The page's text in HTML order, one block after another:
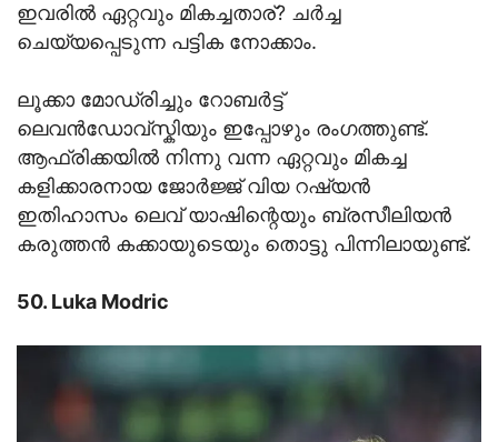
ഇവരില്‍ ഏറ്റവും മികച്ചതാര്? ചര്‍ച്ച
ചെയ്യപ്പെടുന്ന പട്ടിക നോക്കാം.
ലൂക്കാ മോഡ്രിച്ചും റോബര്‍ട്ട്
ലെവന്‍ഡോവ്സ്കിയും ഇപ്പോഴും രംഗത്തുണ്ട്.
ആഫ്രിക്കയില്‍ നിന്നു വന്ന ഏറ്റവും മികച്ച
കളിക്കാരനായ ജോര്‍ജ്ജ് വിയ റഷ്യന്‍
ഇതിഹാസം ലെവ് യാഷിന്റെയും ബ്രസീലിയന്‍
കരുത്തന്‍ കക്കായുടെയും തൊട്ടു പിന്നിലായുണ്ട്.
50. Luka Modric